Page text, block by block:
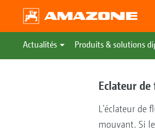
Actualités Produits & solutions
Eclateur
L'éclateur de
mouvant. Si